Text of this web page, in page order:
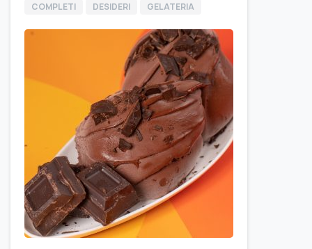
COMPLETI DESIDERI GELATERIA